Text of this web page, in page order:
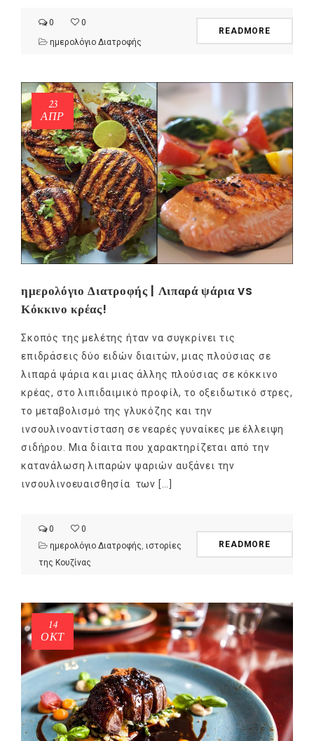
0
0
ημερολόγιο Διατροφής
READMORE
23
ΑΠΡ
ημερολόγιο Διατροφής | Λιπαρά ψάρια vs
Κόκκινο κρέας!
Σκοπός της μελέτης ήταν να συγκρίνει τις
επιδράσεις δύο ειδών διαιτών, μιας πλούσιας σε
λιπαρά ψάρια και μιας άλλης πλούσιας σε κόκκινο
κρέας, στο λιπιδαιμικό προφίλ, το οξειδωτικό στρες,
το μεταβολισμό της γλυκόζης και την
ινσουλινοαντίσταση σε νεαρές γυναίκες με έλλειψη
σιδήρου. Μια δίαιτα που χαρακτηρίζεται από την
κατανάλωση λιπαρών ψαριών αυξάνει την
ινσουλινοευαισθησία των […]
0
0
ημερολόγιο Διατροφής, ιστορίες
της Κουζίνας
READMORE
14
ΟΚΤ